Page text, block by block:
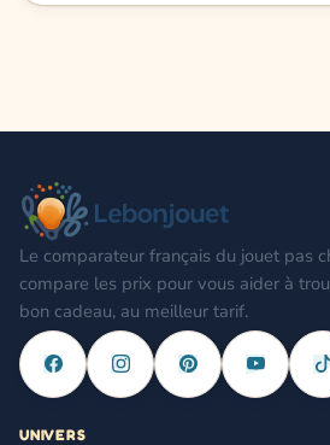
Le comparateur français du jouet pas
compare les prix pour vous aider à
bon cadeau, au meilleur tarif.
UNIVERS